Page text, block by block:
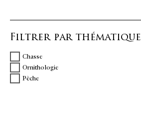
Filtrer par thématique
Chasse
Ornithologie
Pèche